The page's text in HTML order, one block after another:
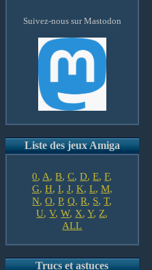
Suivez-nous sur Mastodon
Liste des jeux Amiga
0, A,B,C,D,E,F,
G, H, I, J, K, L, M,
N,O,P,Q,R, S,T,
U,V,W, X,Y, Z,
ALL
Trucs et astuces